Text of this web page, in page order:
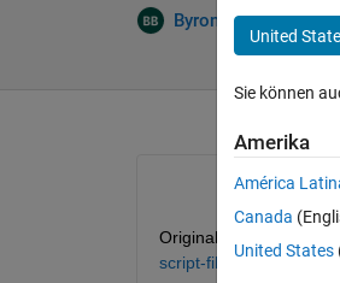
Byronb 29 Apr.
Original question:
script-file
One more
United
Sie können
Amerika
América
Canada
United States